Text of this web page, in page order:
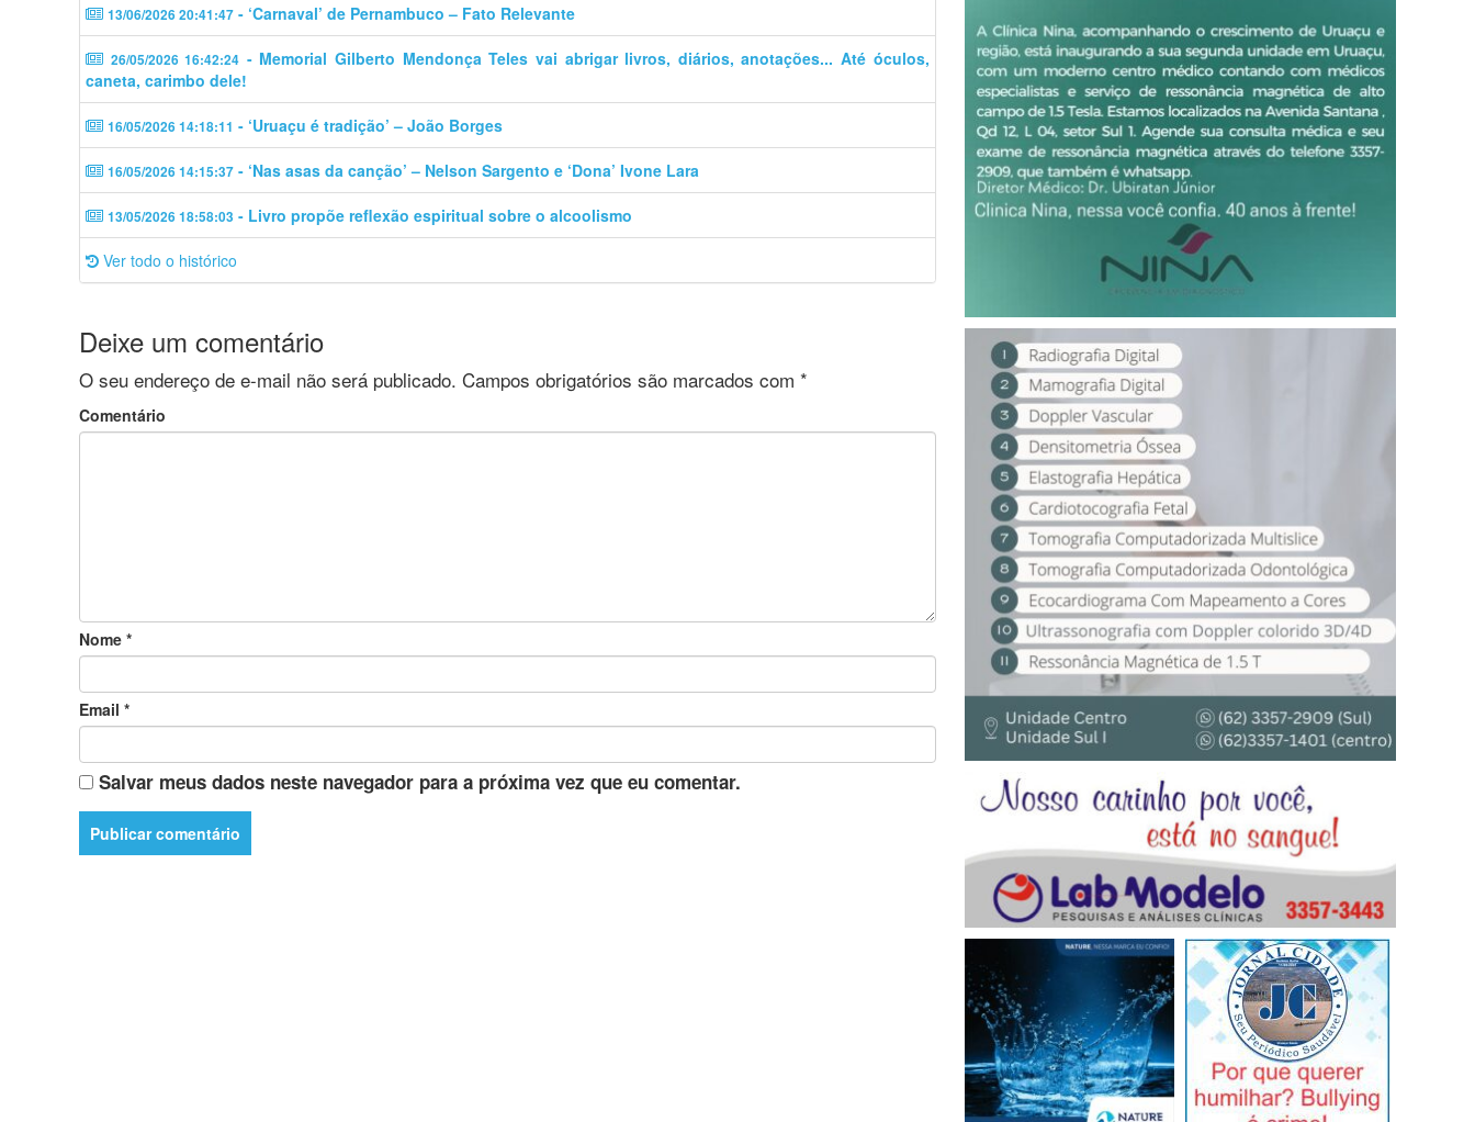
13/06/2026 20:41:47 - ‘Carnaval’ de Pernambuco – Fato Relevante
26/05/2026 16:42:24 - Memorial Gilberto Mendonça Teles vai abrigar livros, diários, anotações... Até óculos,
caneta, carimbo dele!
16/05/2026 14:18:11 - ‘Uruaçu é tradição’ – João Borges
16/05/2026 14:15:37 - ‘Nas asas da canção’ – Nelson Sargento e ‘Dona’ Ivone Lara
13/05/2026 18:58:03 - Livro propõe reflexão espiritual sobre o alcoolismo
Ver todo o histórico
Deixe um comentário
O seu endereço de e-mail não será publicado. Campos obrigatórios são marcados com *
Comentário
Nome *
Email *
Salvar meus dados neste navegador para a próxima vez que eu comentar.